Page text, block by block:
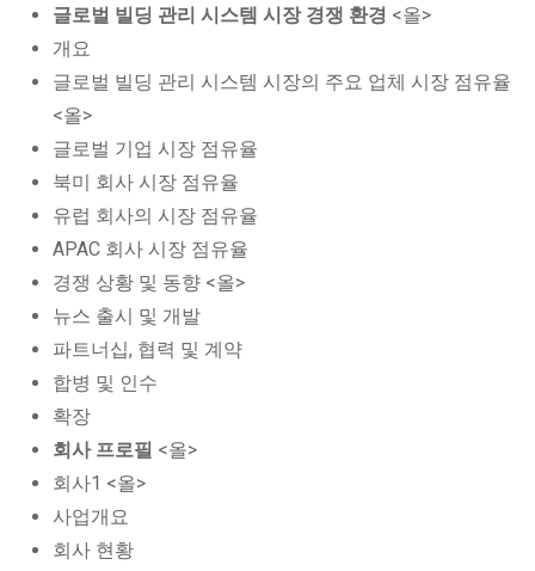
글로벌 빌딩 관리 시스템 시장 경쟁 환경 <올>
개요
글로벌 빌딩 관리 시스템 시장의 주요 업체 시장 점유율
<올>
글로벌 기업 시장 점유율
북미 회사 시장 점유율
유럽 회사의 시장 점유율
APAC 회사 시장 점유율
경쟁 상황 및 동향 <올>
뉴스 출시 및 개발
파트너십, 협력 및 계약
합병 및 인수
확장
회사 프로필 <올>
회사1 <올>
사업개요
회사 현황